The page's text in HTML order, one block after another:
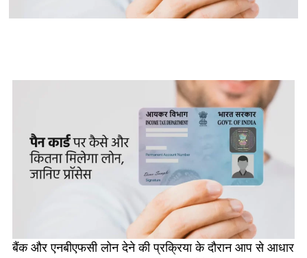
बैंक और एनबीएफसी लोन देने की प्रक्रिया के दौरान आप से आधार